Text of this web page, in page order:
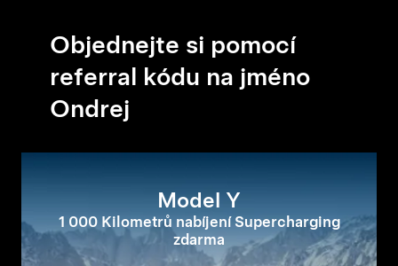
Objednejte si pomocí
referral kódu na jméno
Ondrej
Model Y
1 000 Kilometrů nabíjení Supercharging
zdarma